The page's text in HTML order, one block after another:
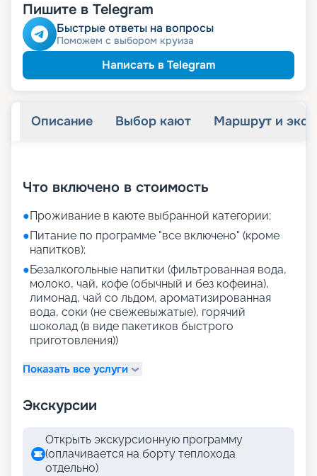
Пишите в Telegram
Быстрые ответы на вопросы
Поможем с выбором круиза
Написать в Telegram
Описание Выбор кают Маршрут и
Что включено в стоимость
●Проживание в каюте выбранной категории;
●Питание по программе "все включено" (кроме
напитков);
●Безалкогольные напитки (фильтрованная вода,
молоко, чай, кофе (обычный и без кофеина),
лимонад, чай со льдом, ароматизированная
вода, соки (не свежевыжатые), горячий
шоколад (в виде пакетиков быстрого
приготовления))
Показать все услуги
Экскурсии
Открыть экскурсионную программу
(оплачивается на борту теплохода
отдельно)